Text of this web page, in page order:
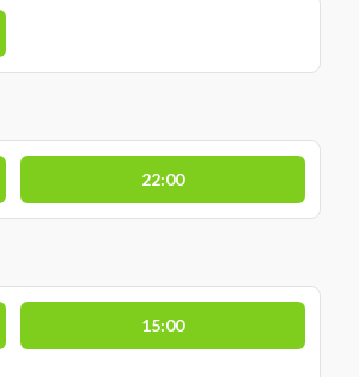
22:00
15:00